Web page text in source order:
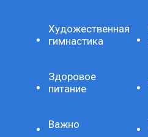
Художественная
гимнастика
Здоровое
питание
Важно